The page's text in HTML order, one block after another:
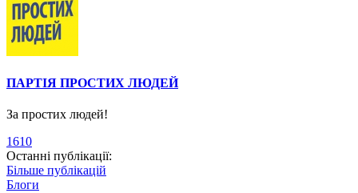
ПАРТІЯ ПРОСТИХ ЛЮДЕЙ
За простих людей!
1610
Останні публікації:
Більше публікацій
Блоги